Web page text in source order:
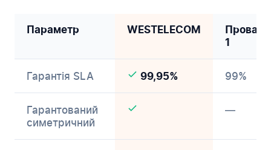
Параметр WESTELECOM
1
Гарантія SLA 99,95% 99%
Гарантований
симетричний
—